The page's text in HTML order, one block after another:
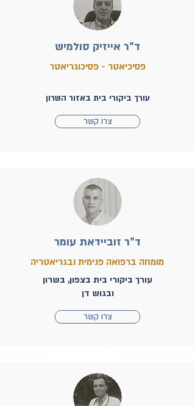
ד"ר אייזיק סולמיש
פסיכיאטר - פסיכוגריאטר
עורך ביקורי בית באזור השרון
צרו קשר
ד"ר זוביידאת עומר
מומחה ברפואה פנימית ובגריאטריה
עורך ביקורי בית בצפון, בשרון
ובגוש דן
צרו קשר